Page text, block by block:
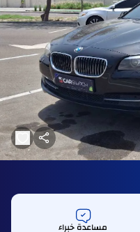
مساعدة خبراء